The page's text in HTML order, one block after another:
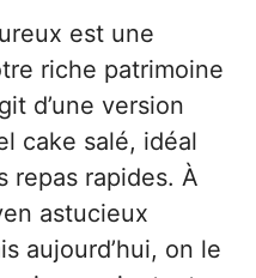
est une
riche patrimoine
d’une version
cake salé, idéal
repas rapides. À
astucieux
aujourd’hui, on le